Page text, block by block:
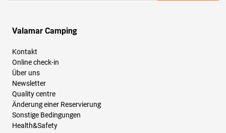
Valamar Camping
Kontakt
Online check-in
Über uns
Newsletter
Quality centre
Änderung einer Reservierung
Sonstige Bedingungen
Health&Safety